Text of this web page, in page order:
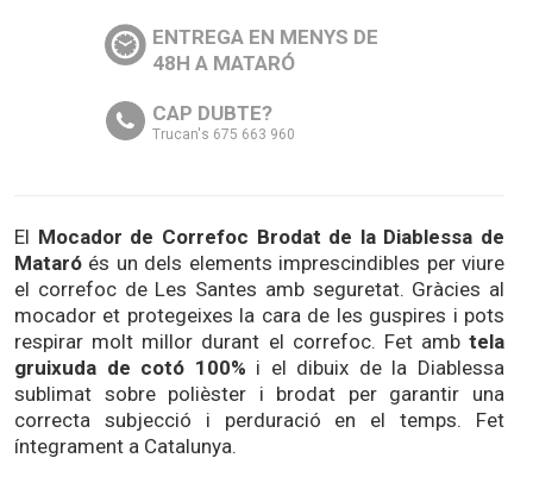
ENTREGA EN MENYS DE
48H A MATARÓ
CAP DUBTE?
Trucan's 675 663 960
El Mocador de Correfoc Brodat de la Diablessa de
Mataró és un dels elements imprescindibles per viure
el correfoc de Les Santes amb seguretat. Gràcies al
mocador et protegeixes la cara de les guspires i pots
respirar molt millor durant el correfoc. Fet amb tela
gruixuda de cotó 100% i el dibuix de la Diablessa
sublimat sobre polièster i brodat per garantir una
correcta subjecció i perduració en el temps. Fet
íntegrament a Catalunya.